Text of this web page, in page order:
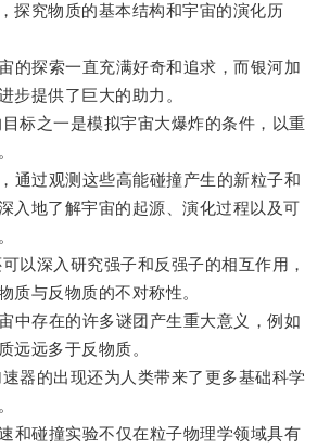
探究物质的基本结构和宇宙的演化历
探索一直充满好奇和追求，而银河加
步提供了巨大的助力。
之一是模拟宇宙大爆炸的条件，以重
过观测这些高能碰撞产生的新粒子和
入地了解宇宙的起源、演化过程以及可
深入研究强子和反强子的相互作用，
质与反物质的不对称性。
存在的许多谜团产生重大意义，例如
远远多于反物质。
的出现还为人类带来了更多基础科学
碰撞实验不仅在粒子物理学领域具有